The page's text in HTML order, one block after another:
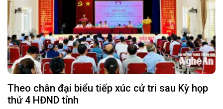
Theo chân đại biểu tiếp xúc cử tri sau Kỳ họp
thứ 4 HĐND tỉnh